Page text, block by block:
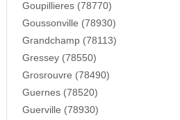
Goupillieres (78770)
Goussonville (78930)
Grandchamp (78113)
Gressey (78550)
Grosrouvre (78490)
Guernes (78520)
Guerville (78930)